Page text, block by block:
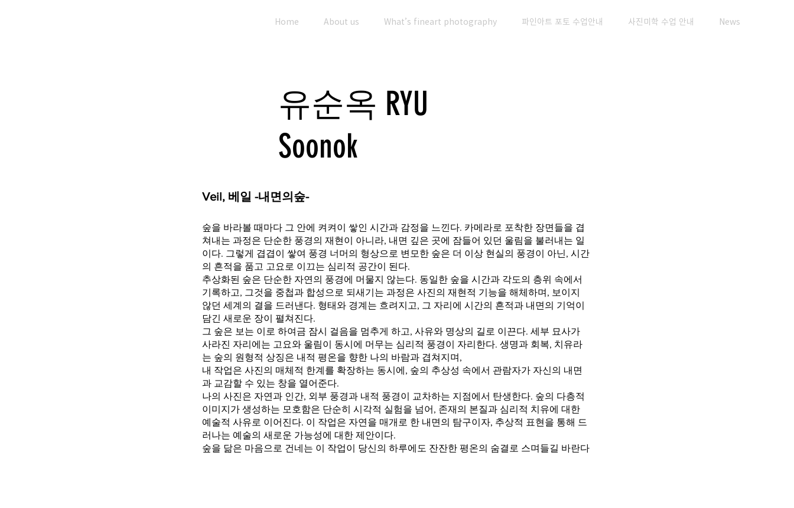
Home About us What’s fineart photography 파인아트 포토 수업안내 사진미학 수업 안내 News
유순옥 RYU
Soonok
Veil, 베일 -내면의숲-
숲을 바라볼 때마다 그 안에 켜켜이 쌓인 시간과 감정을 느낀다. 카메라로 포착한 장면들을 겹
쳐내는 과정은 단순한 풍경의 재현이 아니라, 내면 깊은 곳에 잠들어 있던 울림을 불러내는 일
이다. 그렇게 겹겹이 쌓여 풍경 너머의 형상으로 변모한 숲은 더 이상 현실의 풍경이 아닌, 시간
의 흔적을 품고 고요로 이끄는 심리적 공간이 된다.
추상화된 숲은 단순한 자연의 풍경에 머물지 않는다. 동일한 숲을 시간과 각도의 층위 속에서
기록하고, 그것을 중첩과 합성으로 되새기는 과정은 사진의 재현적 기능을 해체하며, 보이지
않던 세계의 결을 드러낸다. 형태와 경계는 흐려지고, 그 자리에 시간의 흔적과 내면의 기억이
담긴 새로운 장이 펼쳐진다.
그 숲은 보는 이로 하여금 잠시 걸음을 멈추게 하고, 사유와 명상의 길로 이끈다. 세부 묘사가
사라진 자리에는 고요와 울림이 동시에 머무는 심리적 풍경이 자리한다. 생명과 회복, 치유라
는 숲의 원형적 상징은 내적 평온을 향한 나의 바람과 겹쳐지며,
내 작업은 사진의 매체적 한계를 확장하는 동시에, 숲의 추상성 속에서 관람자가 자신의 내면
과 교감할 수 있는 창을 열어준다.
나의 사진은 자연과 인간, 외부 풍경과 내적 풍경이 교차하는 지점에서 탄생한다. 숲의 다층적
이미지가 생성하는 모호함은 단순히 시각적 실험을 넘어, 존재의 본질과 심리적 치유에 대한
예술적 사유로 이어진다. 이 작업은 자연을 매개로 한 내면의 탐구이자, 추상적 표현을 통해 드
러나는 예술의 새로운 가능성에 대한 제안이다.
숲을 닮은 마음으로 건네는 이 작업이 당신의 하루에도 잔잔한 평온의 숨결로 스며들길 바란다